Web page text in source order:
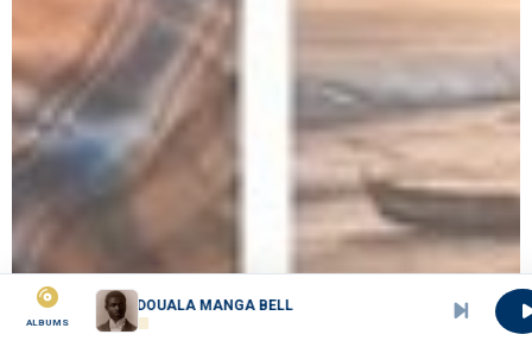
ALBUMS